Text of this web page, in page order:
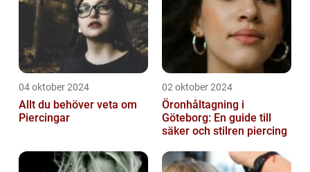
04 oktober 2024
Allt du behöver veta om
Piercingar
02 oktober 2024
Öronhåltagning i
Göteborg: En guide till
säker och stilren piercing